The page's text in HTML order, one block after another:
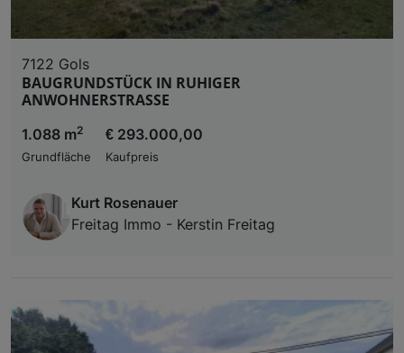
7122 Gols
BAUGRUNDSTÜCK IN RUHIGER
ANWOHNERSTRASSE
1.088 m2
Grundfläche
€ 293.000,00
Kaufpreis
Kurt Rosenauer
Freitag Immo - Kerstin Freitag